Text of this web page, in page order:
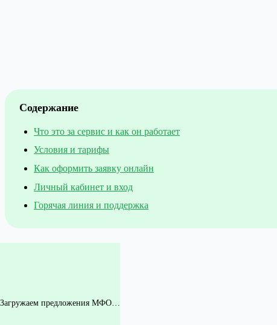
Содержание
Что это за сервис и как он работает
Условия и тарифы
Как оформить заявку онлайн
Личный кабинет и вход
Горячая линия и поддержка
Загружаем предложения МФО…